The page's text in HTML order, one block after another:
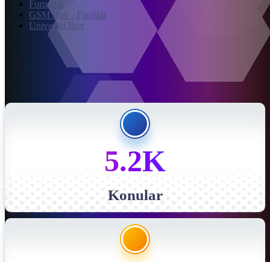
Forumlar
GSM Box - Flashlar
Universal Box
5.2K
Konular